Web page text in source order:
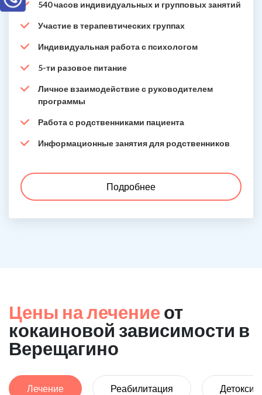
540 часов индивидуальных и групповых занятий
Участие в терапевтических группах
Индивидуальная работа с психологом
5-ти разовое питание
Личное взаимодействие с руководителем
программы
Работа с родственниками пациента
Информационные занятия для родственников
Подробнее
Цены на лечение от
кокаиновой зависимости в
Верещагино
Лечение Реабилитация